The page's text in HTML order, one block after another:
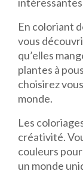
En coloriant
vous
qu’elles
plantes à
choisirez
monde.
Les
créativité.
couleurs
un monde